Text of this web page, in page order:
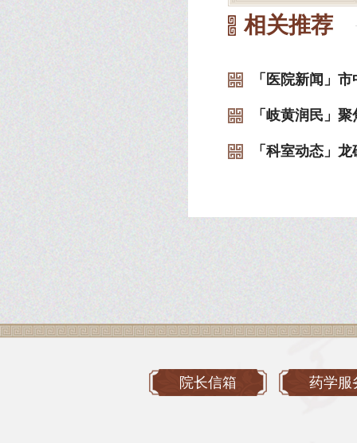
相关推荐
「医院新闻」
「岐黄润民」
「科室动态」
院长信箱 药学服